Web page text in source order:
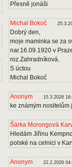
Přesně jonáši
Michal Bokoč
Dobrý den,
moje maminka se za
nar.16.09.1920 v
roz.Zahradníková.
S úctou
Michal Bokoč
Anonym 15.3.2026
ke známým
Šárka Morongová
Hledám Jiřinu
polské na celnici v
Anonym 22.2.2026